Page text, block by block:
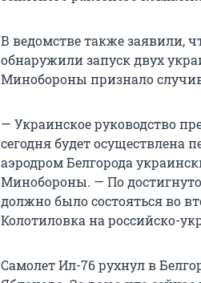
В ведомстве также заявили,
обнаружили запуск двух
Минобороны признало
— Украинское руководство
сегодня будет осуществлена
аэродром Белгорода
Минобороны. — По
должно было состояться во
Колотиловка на российско-
Самолет Ил-76 рухнул в